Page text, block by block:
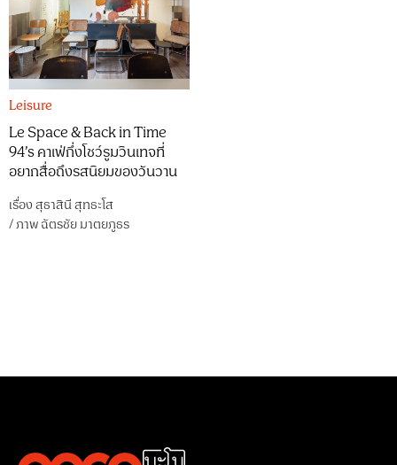
Leisure
Le Space & Back in Time
94’s คาเฟ่กึ่งโชว์รูมวินเทจที่
อยากสื่อถึงรสนิยมของวันวาน
เรื่องสุธาสินี สุทธะโส
/ภาพฉัตรชัย มาตยภูธร